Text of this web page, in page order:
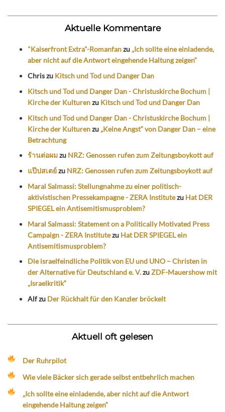
Aktuelle Kommentare
"Kaiserfront Extra"-Romanfanzu „Ich sollte eine einladende,
aber nicht auf die Antwort eingehende Haltung zeigen“
Chriszu Kitsch und Tod und Danger Dan
Kitsch und Tod und Danger Dan - Christuskirche Bochum |
Kirche der Kulturenzu Kitsch und Tod und Danger Dan
Kitsch und Tod und Danger Dan - Christuskirche Bochum |
Kirche der Kulturenzu „Keine Angst“ von Danger Dan – eine
Betrachtung
ร้านต่อผมzu NRZ: Genossen rufen zum Zeitungsboykott auf
แป๊ปสเตย์zu NRZ: Genossen rufen zum Zeitungsboykott auf
Maral Salmassi: Stellungnahme zu einer politisch-
aktivistischen Pressekampagne - ZERA Institutezu Hat DER
SPIEGEL ein Antisemitismusproblem?
Maral Salmassi: Statement on a Politically Motivated Press
Campaign - ZERA Institutezu Hat DER SPIEGEL ein
Antisemitismusproblem?
Die israelfeindliche Politik von EU und UNO – Christen in
der Alternative für Deutschland e. V.zuZDF-Mauershow mit
„Israelkritik“
Alfzu Der Rückhalt für den Kanzler bröckelt
Aktuell oft gelesen
Der Ruhrpilot
Wie viele Bäcker sich gerade selbst entbehrlich machen
„Ich sollte eine einladende, aber nicht auf die Antwort
eingehende Haltung zeigen“